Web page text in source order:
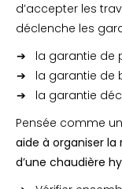
d’accepter les
déclenche les
la garantie de
la garantie de
la garantie
Pensée comme
aide à organiser
d’une chaudière